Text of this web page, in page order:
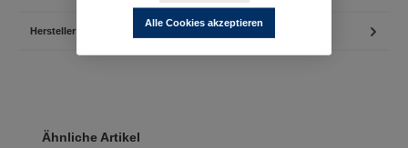
Hersteller
Produktgalerie überspringen
Ähnliche Artikel
Alle Cookies akzeptieren